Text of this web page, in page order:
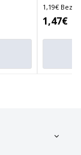
1,19€ Bez
1,47€